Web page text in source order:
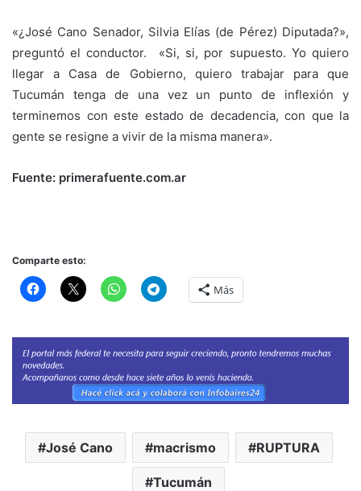
«¿José Cano Senador, Silvia Elías (de Pérez) Diputada?»,
preguntó el conductor. «Si, si, por supuesto. Yo quiero
llegar a Casa de Gobierno, quiero trabajar para que
Tucumán tenga de una vez un punto de inflexión y
terminemos con este estado de decadencia, con que la
gente se resigne a vivir de la misma manera».
Fuente: primerafuente.com.ar
Comparte esto:
Más
José Cano macrismo RUPTURA
Tucumán